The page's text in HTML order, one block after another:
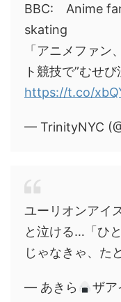
BBC: Anime
skating
「アニメファン
ト競技で”むせび
https://t.co/
— TrinityNYC
ユーリオンアイ
と泣ける…「ひ
じゃなきゃ、た
— あきら
ザア